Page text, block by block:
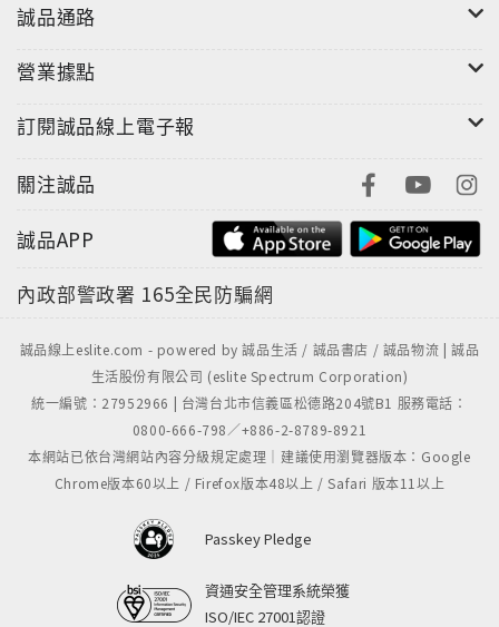
誠品通路
營業據點
訂閱誠品線上電子報
關注誠品
誠品APP
內政部警政署 165全民防騙網
誠品線上eslite.com - powered by 誠品生活 / 誠品書店 / 誠品物流 | 誠品
生活股份有限公司 (eslite Spectrum Corporation)
統一編號：27952966 | 台灣台北市信義區松德路204號B1 服務電話：
0800-666-798／+886-2-8789-8921
本網站已依台灣網站內容分級規定處理｜建議使用瀏覽器版本：Google
Chrome版本60以上 / Firefox版本48以上 / Safari 版本11以上
Passkey Pledge
資通安全管理系統榮獲
ISO/IEC 27001認證